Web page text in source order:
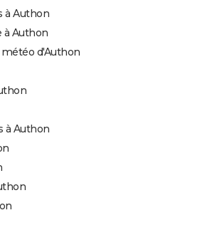
à Authon
à Authon
d'Authon
à Authon